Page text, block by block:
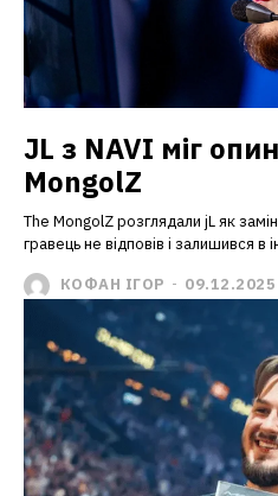
JL з NAVI міг
MongolZ
The MongolZ розглядали jL як
гравець не відповів і залишився в
КОФАН ІГОР - 09.12.2025